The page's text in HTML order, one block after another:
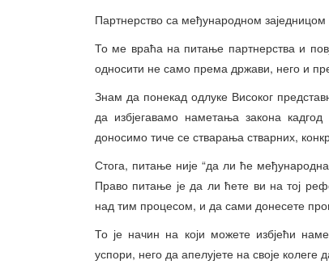
Партнерство са међународном заједницом
То ме враћа на питање партнерства и
односити не само према држави, него и
Знам да понекад одлуке Високог
да избјегавамо наметања закона
доносимо тиче се стварања стварних,
Стога, питање није “да ли ће
Право питање је да ли ћете ви на тој
над тим процесом, и да сами донесете
То је начин на који можете избјећи
успори, него да апелујете на своје